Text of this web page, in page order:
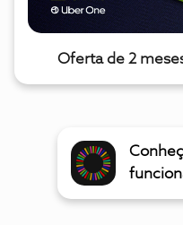
Oferta de 2